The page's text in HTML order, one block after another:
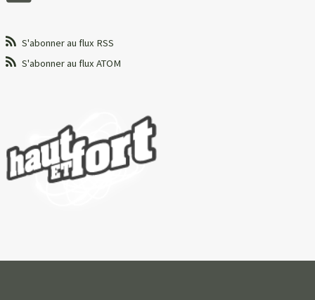
S'abonner au flux RSS
S'abonner au flux ATOM